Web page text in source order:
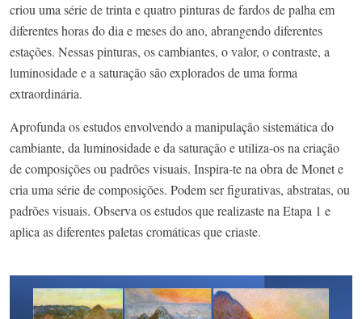
criou uma série de trinta e quatro pinturas de fardos de palha em
diferentes horas do dia e meses do ano, abrangendo diferentes
estações. Nessas pinturas, os cambiantes, o valor, o contraste, a
luminosidade e a saturação são explorados de uma forma
extraordinária.
Aprofunda os estudos envolvendo a manipulação sistemática do
cambiante, da luminosidade e da saturação e utiliza-os na criação
de composições ou padrões visuais. Inspira-te na obra de Monet e
cria uma série de composições. Podem ser figurativas, abstratas, ou
padrões visuais. Observa os estudos que realizaste na Etapa 1 e
aplica as diferentes paletas cromáticas que criaste.